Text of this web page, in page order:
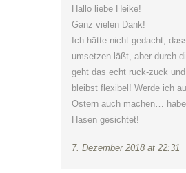
Hallo liebe Heike!
Ganz vielen Dank!
Ich hätte nicht gedacht,
umsetzen läßt, aber durch
geht das echt ruck-zuck
bleibst flexibel! Werde ich
Ostern auch machen…
Hasen gesichtet!
7. Dezember 2018 at 22:31